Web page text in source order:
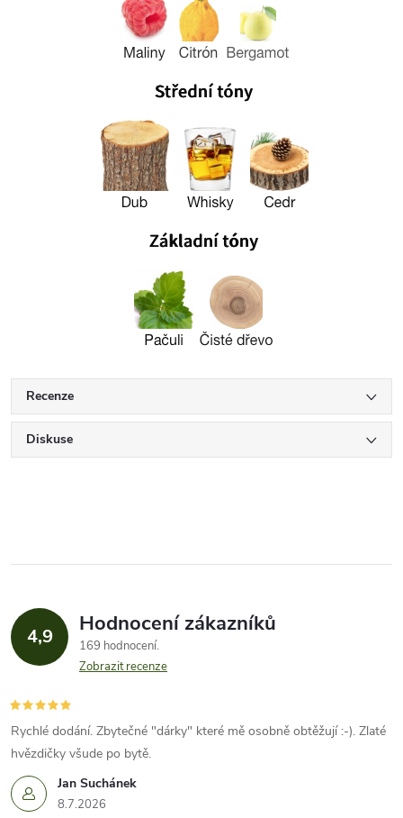
Recenze
Diskuse
4,9 Hodnocení zákazníků
169 hodnocení
Zobrazit recenze
Jan Suchánek
8.7.2026
Rychlé dodání. Zbytečné "dárky" které mě osobně obtěžují :-). Zlaté
hvězdičky všude po bytě.